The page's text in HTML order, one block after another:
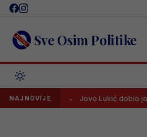
Skip
content Sve Osim Politike
NAJNOVIJEJovo Lukić dobio još jednu